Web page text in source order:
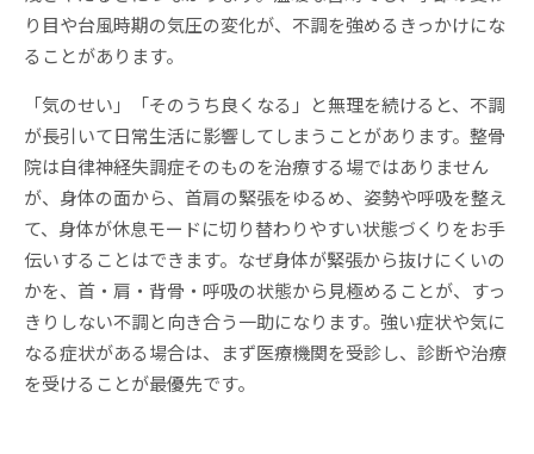
り目や台風時期の気圧の変化が、不調を強めるきっかけにな
ることがあります。
「気のせい」「そのうち良くなる」と無理を続けると、不調
が長引いて日常生活に影響してしまうことがあります。整骨
院は自律神経失調症そのものを治療する場ではありません
が、身体の面から、首肩の緊張をゆるめ、姿勢や呼吸を整え
て、身体が休息モードに切り替わりやすい状態づくりをお手
伝いすることはできます。なぜ身体が緊張から抜けにくいの
かを、首・肩・背骨・呼吸の状態から見極めることが、すっ
きりしない不調と向き合う一助になります。強い症状や気に
なる症状がある場合は、まず医療機関を受診し、診断や治療
を受けることが最優先です。